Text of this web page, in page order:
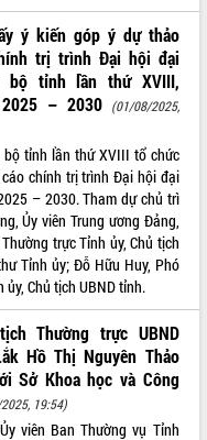
ý kiến góp ý dự thảo
trị trình Đại hội đại
bộ tỉnh lần thứ XVIII,
– 2030 (01/08/2025,
tỉnh lần thứ XVIII tổ chức
chính trị trình Đại hội đại
– 2030. Tham dự chủ trì
Ủy viên Trung ương Đảng,
trực Tỉnh ủy, Chủ tịch
Tỉnh ủy; Đỗ Hữu Huy, Phó
ủy, Chủ tịch UBND tỉnh.
Thường trực UBND
Hồ Thị Nguyên Thảo
Sở Khoa học và Công
19:54)
viên Ban Thường vụ Tỉnh